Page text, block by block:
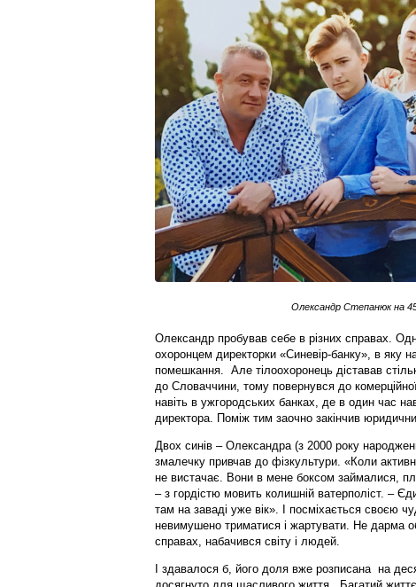
Олександр Степанюк на
Олександр пробував себе в різних справах.
охоронцем директорки «Синевір-банку», в яку
помешкання. Але тілоохоронець діставав
до Словаччини, тому повернувся до
навіть в ужгородських банках, де в один час
директора. Поміж тим заочно закінчив
Двох синів – Олександра (з 2000 року
змалечку привчав до фізкультури. «Коли
не вистачає. Вони в мене боксом займалися,
– з гордістю мовить колишній ватерполіст. –
там на заваді уже вік». І посміхається своєю
невимушено триматися і жартувати. Не дарма
справах, набачився світу і людей.
І здавалося б, його доля вже розписана на